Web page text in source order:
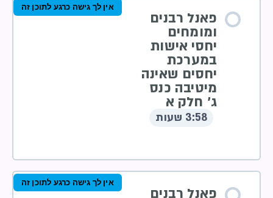
פאנל רבנים
ומומחים
יחסי אישות
במערכת
יחסים שאינה
מיטיבה כנס
ג’ חלק א
3:58 שעות
אין לך גישה כרגע לתוכן זה
פאנל רבנים
אין לך גישה כרגע לתוכן זה